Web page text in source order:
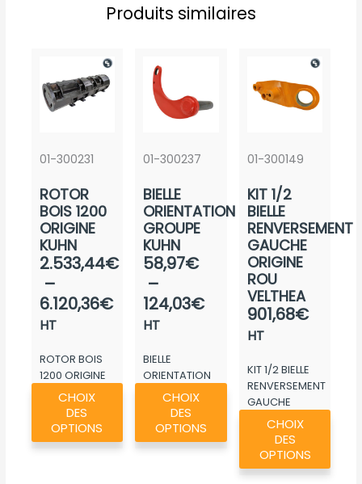
Produits similaires
01-300231
ROTOR
BOIS 1200
ORIGINE
KUHN
2.533,44€
–
6.120,36€
Plage
prix :
2.533,44€
6.120,36€
HT
ROTOR BOIS
1200 ORIGINE
KUHNCHOIX
DES
OPTIONS
Ce
plusieurs
01-300237
BIELLE
ORIENTATION
GROUPE
KUHN
58,97€
–
124,03€
Plage
prix :
58,97€
124,03€
HT
BIELLE
ORIENTATION
GROUPE KUHN
CHOIX
DES
OPTIONS
Ce
produit
plusieurs
variations.
01-300149
KIT 1/2
BIELLE
RENVERSEMENT
GAUCHE
ORIGINE
ROU
VELTHEA
901,68€
HT
KIT 1/2 BIELLE
RENVERSEMENT
GAUCHE
ORIGINE ROU...
CHOIX
DES
OPTIONS
Ce